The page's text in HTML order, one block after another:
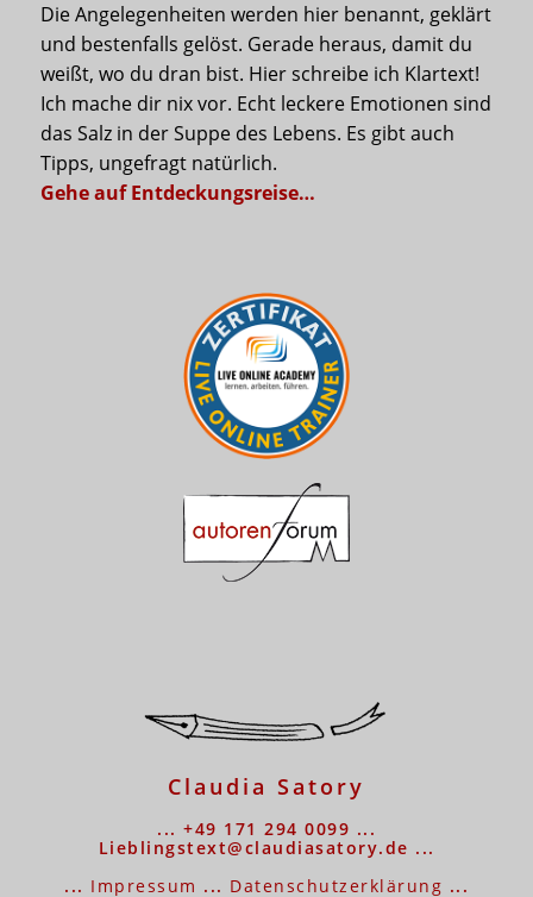
Die Angelegenheiten werden hier benannt, geklärt
und bestenfalls gelöst. Gerade heraus, damit du
weißt, wo du dran bist. Hier schreibe ich Klartext!
Ich mache dir nix vor. Echt leckere Emotionen sind
das Salz in der Suppe des Lebens. Es gibt auch
Tipps, ungefragt natürlich.
Gehe auf Entdeckungsreise…
Claudia Satory
... +49 171 294 0099 ...
Lieblingstext@claudiasatory.de ...
... Impressum ... Datenschutzerklärung ...